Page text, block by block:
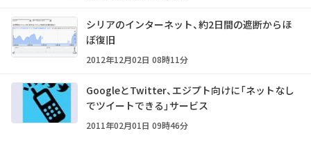
シリアのインターネット、約2日間の遮断からほ
ぼ復旧
2012年12月02日 08時11分
GoogleとTwitter、エジプト向けに「ネットなし
でツイートできる」サービス
2011年02月01日 09時46分